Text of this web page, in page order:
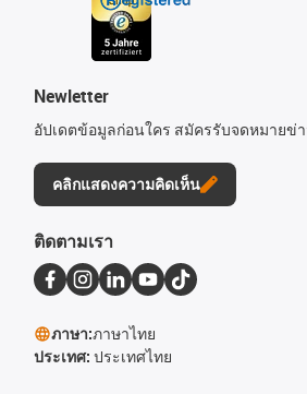
Newletter
อัปเดตข้อมูลก่อนใคร สมัครรับจดหมายข่
คลิกแสดงความคิดเห็น
ติดตามเรา
ภาษา:ภาษาไทย
ประเทศ: ประเทศไทย